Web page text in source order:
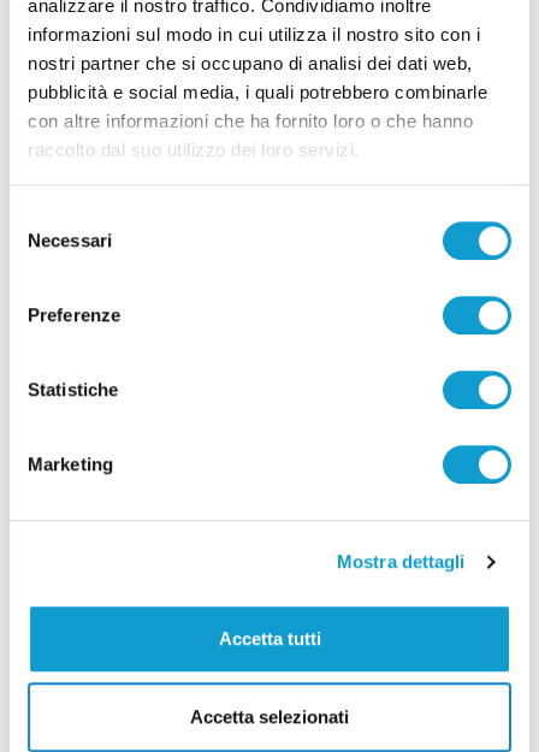
analizzare il nostro traffico. Condividiamo inoltre
informazioni sul modo in cui utilizza il nostro sito con i
nostri partner che si occupano di analisi dei dati web,
pubblicità e social media, i quali potrebbero combinarle
con altre informazioni che ha fornito loro o che hanno
raccolto dal suo utilizzo dei loro servizi.
delNecessari
Preferenze
Statistiche
Marketing
Mostra dettagli
Accetta tutti
Accetta selezionati
Precedente
Montesilvano - Da domani fino a domenica gli stage
Acsi di arti marziali
l’assoluzione a Wick